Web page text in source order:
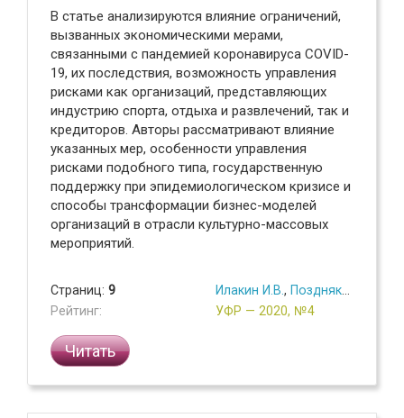
В статье анализируются влияние ограничений,
вызванных экономическими мерами,
связанными с пандемией коронавируса COVID-
19, их последствия, возможность управления
рисками как организаций, представляющих
индустрию спорта, отдыха и развлечений, так и
кредиторов. Авторы рассматривают влияние
указанных мер, особенности управления
рисками подобного типа, государственную
поддержку при эпидемиологическом кризисе и
способы трансформации бизнес-моделей
организаций в отрасли культурно-массовых
мероприятий.
Страниц: 9
Рейтинг:
Илакин И.В. , Поздняков Г.Е.
УФР — 2020, №4
Читать